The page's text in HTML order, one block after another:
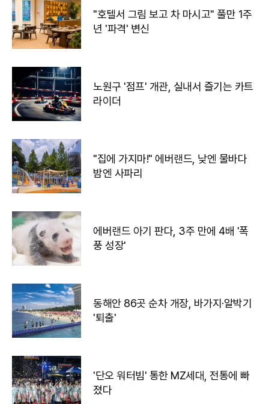
"호텔서 그림 보고 차 마시고" 풀만 1주
년 '파격' 변신
노원구 '점프' 개관, 실내서 즐기는 카트
라이더
"집에 가지마!" 에버랜드, 낮엔 물바다
밤엔 사파리
에버랜드 아기 판다, 3주 만에 4배 '폭
풍 성장'
동해안 86곳 순차 개장, 바가지·알박기
'퇴출'
'단오 워터빔' 통한 MZ세대, 전통에 빠
졌다